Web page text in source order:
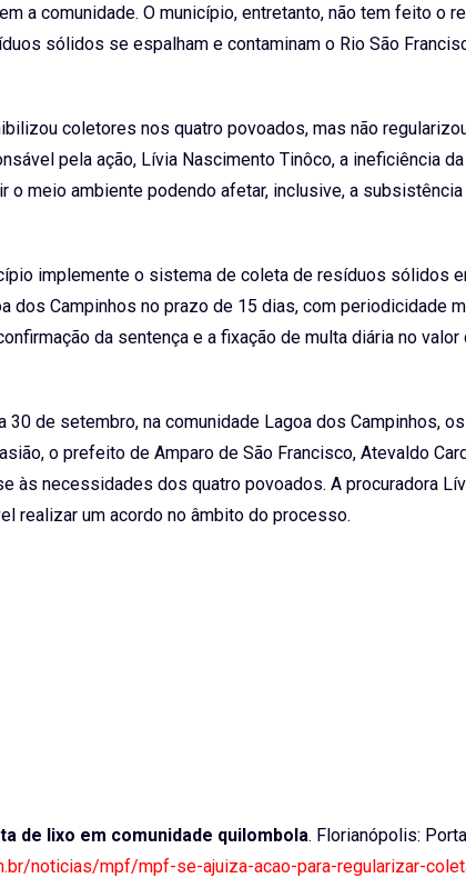
a comunidade. O município, entretanto, não tem feito o
sólidos se espalham e contaminam o Rio São
coletores nos quatro povoados, mas não
pela ação, Lívia Nascimento Tinôco, a ineficiência
o meio ambiente podendo afetar, inclusive, a
implemente o sistema de coleta de resíduos sólidos
dos Campinhos no prazo de 15 dias, com periodicidade
da sentença e a fixação de multa diária no
30 de setembro, na comunidade Lagoa dos Campinhos,
o prefeito de Amparo de São Francisco, Atevaldo
às necessidades dos quatro povoados. A procuradora
realizar um acordo no âmbito do processo.
de lixo em comunidade quilombola. Florianópolis:
noticias/mpf/mpf-se-ajuiza-acao-para-regularizar-